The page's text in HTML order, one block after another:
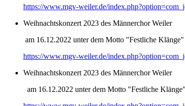
https://www.mgv-weiler.de/
Weihnachtskonzert 2023 des Männerchor Weiler
am 16.12.2022 unter dem Motto "Festliche
https://www.mgv-weiler.de/
Weihnachtskonzert 2023 des Männerchor Weiler
am 16.12.2022 unter dem Motto "Festliche